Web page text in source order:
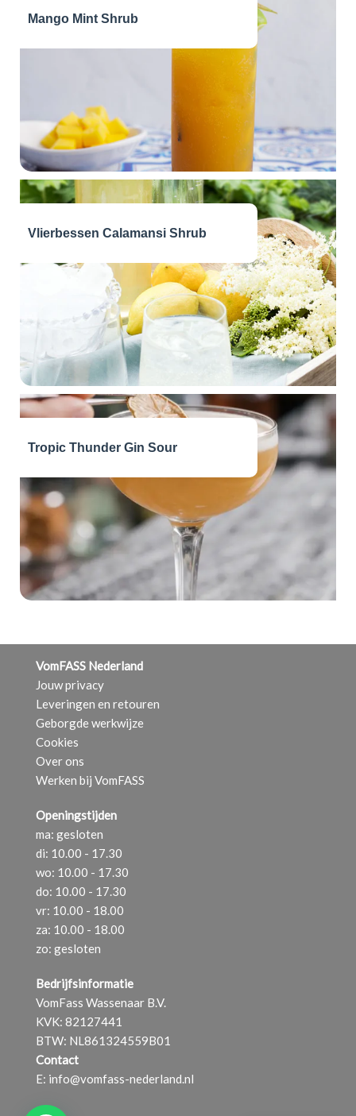
Mango Mint Shrub
Vlierbessen Calamansi Shrub
Tropic Thunder Gin Sour
VomFASS Nederland
Jouw privacy
Leveringen en retouren
Geborgde werkwijze
Cookies
Over ons
Werken bij VomFASS
Openingstijden
ma: gesloten
di: 10.00 - 17.30
wo: 10.00 - 17.30
do: 10.00 - 17.30
vr: 10.00 - 18.00
za: 10.00 - 18.00
zo: gesloten
Bedrijfsinformatie
VomFass Wassenaar B.V.
KVK: 82127441
BTW: NL861324559B01
Contact
E: info@vomfass-nederland.nl